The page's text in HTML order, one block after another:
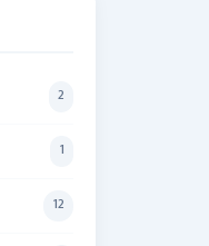
2
1
12